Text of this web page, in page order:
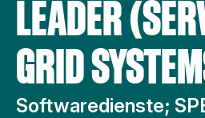
LEADER
GRID
Softwaredienste;